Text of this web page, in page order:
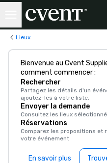
Lieux
Bienvenue au Cvent
comment commencer :
Rechercher
Partagez les détails d'un
ajoutez-les à votre liste.
Envoyer la demande
Consultez les lieux
Réservations
Comparez les propositions et
votre événement
En savoir plus